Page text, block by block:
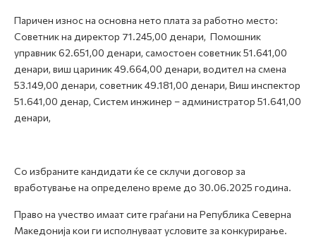
Паричен износ на основна нето плата за работно место:
Советник на директор 71.245,00 денари, Помошник
управник 62.651,00 денари, самостоен советник 51.641,00
денари, виш цариник 49.664,00 денари, водител на смена
53.149,00 денари, советник 49.181,00 денари, Виш инспектор
51.641,00 денар, Систем инжинер – администратор 51.641,00
денари,
Со избраните кандидати ќе се склучи договор за
вработување на определено време до 30.06.2025 година.
Право на учество имаат сите граѓани на Република Северна
Македонија кои ги исполнуваат условите за конкурирање.